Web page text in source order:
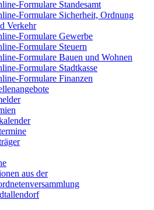
Formulare Standesamt
Formulare Sicherheit, Ordnung
Verkehr
Formulare Gewerbe
Formulare Steuern
Formulare Bauen und Wohnen
Formulare Stadtkasse
Formulare Finanzen
aus der